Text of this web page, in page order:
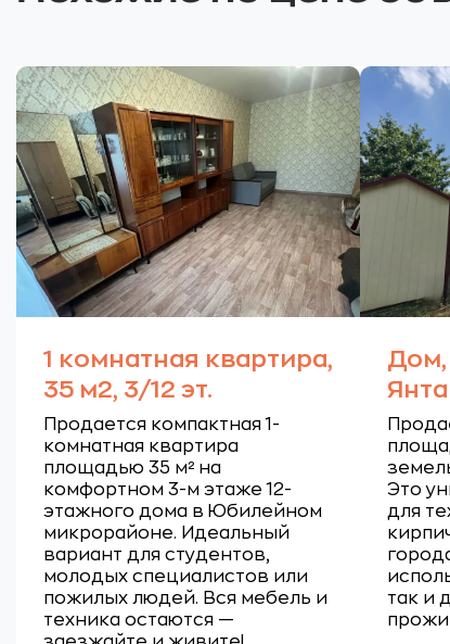
1 комнатная квартира,
35 м2, 3/12 эт.
Продается компактная 1-
комнатная квартира
площадью 35 м² на
комфортном 3-м этаже 12-
этажного дома в Юбилейном
микрорайоне. Идеальный
вариант для студентов,
молодых специалистов или
пожилых людей. Вся мебель и
техника остаются —
Дом,
Это
для
так и